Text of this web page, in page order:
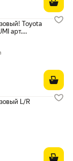
Toyota
арт.
₽ вместо
L/R
₽ вместо